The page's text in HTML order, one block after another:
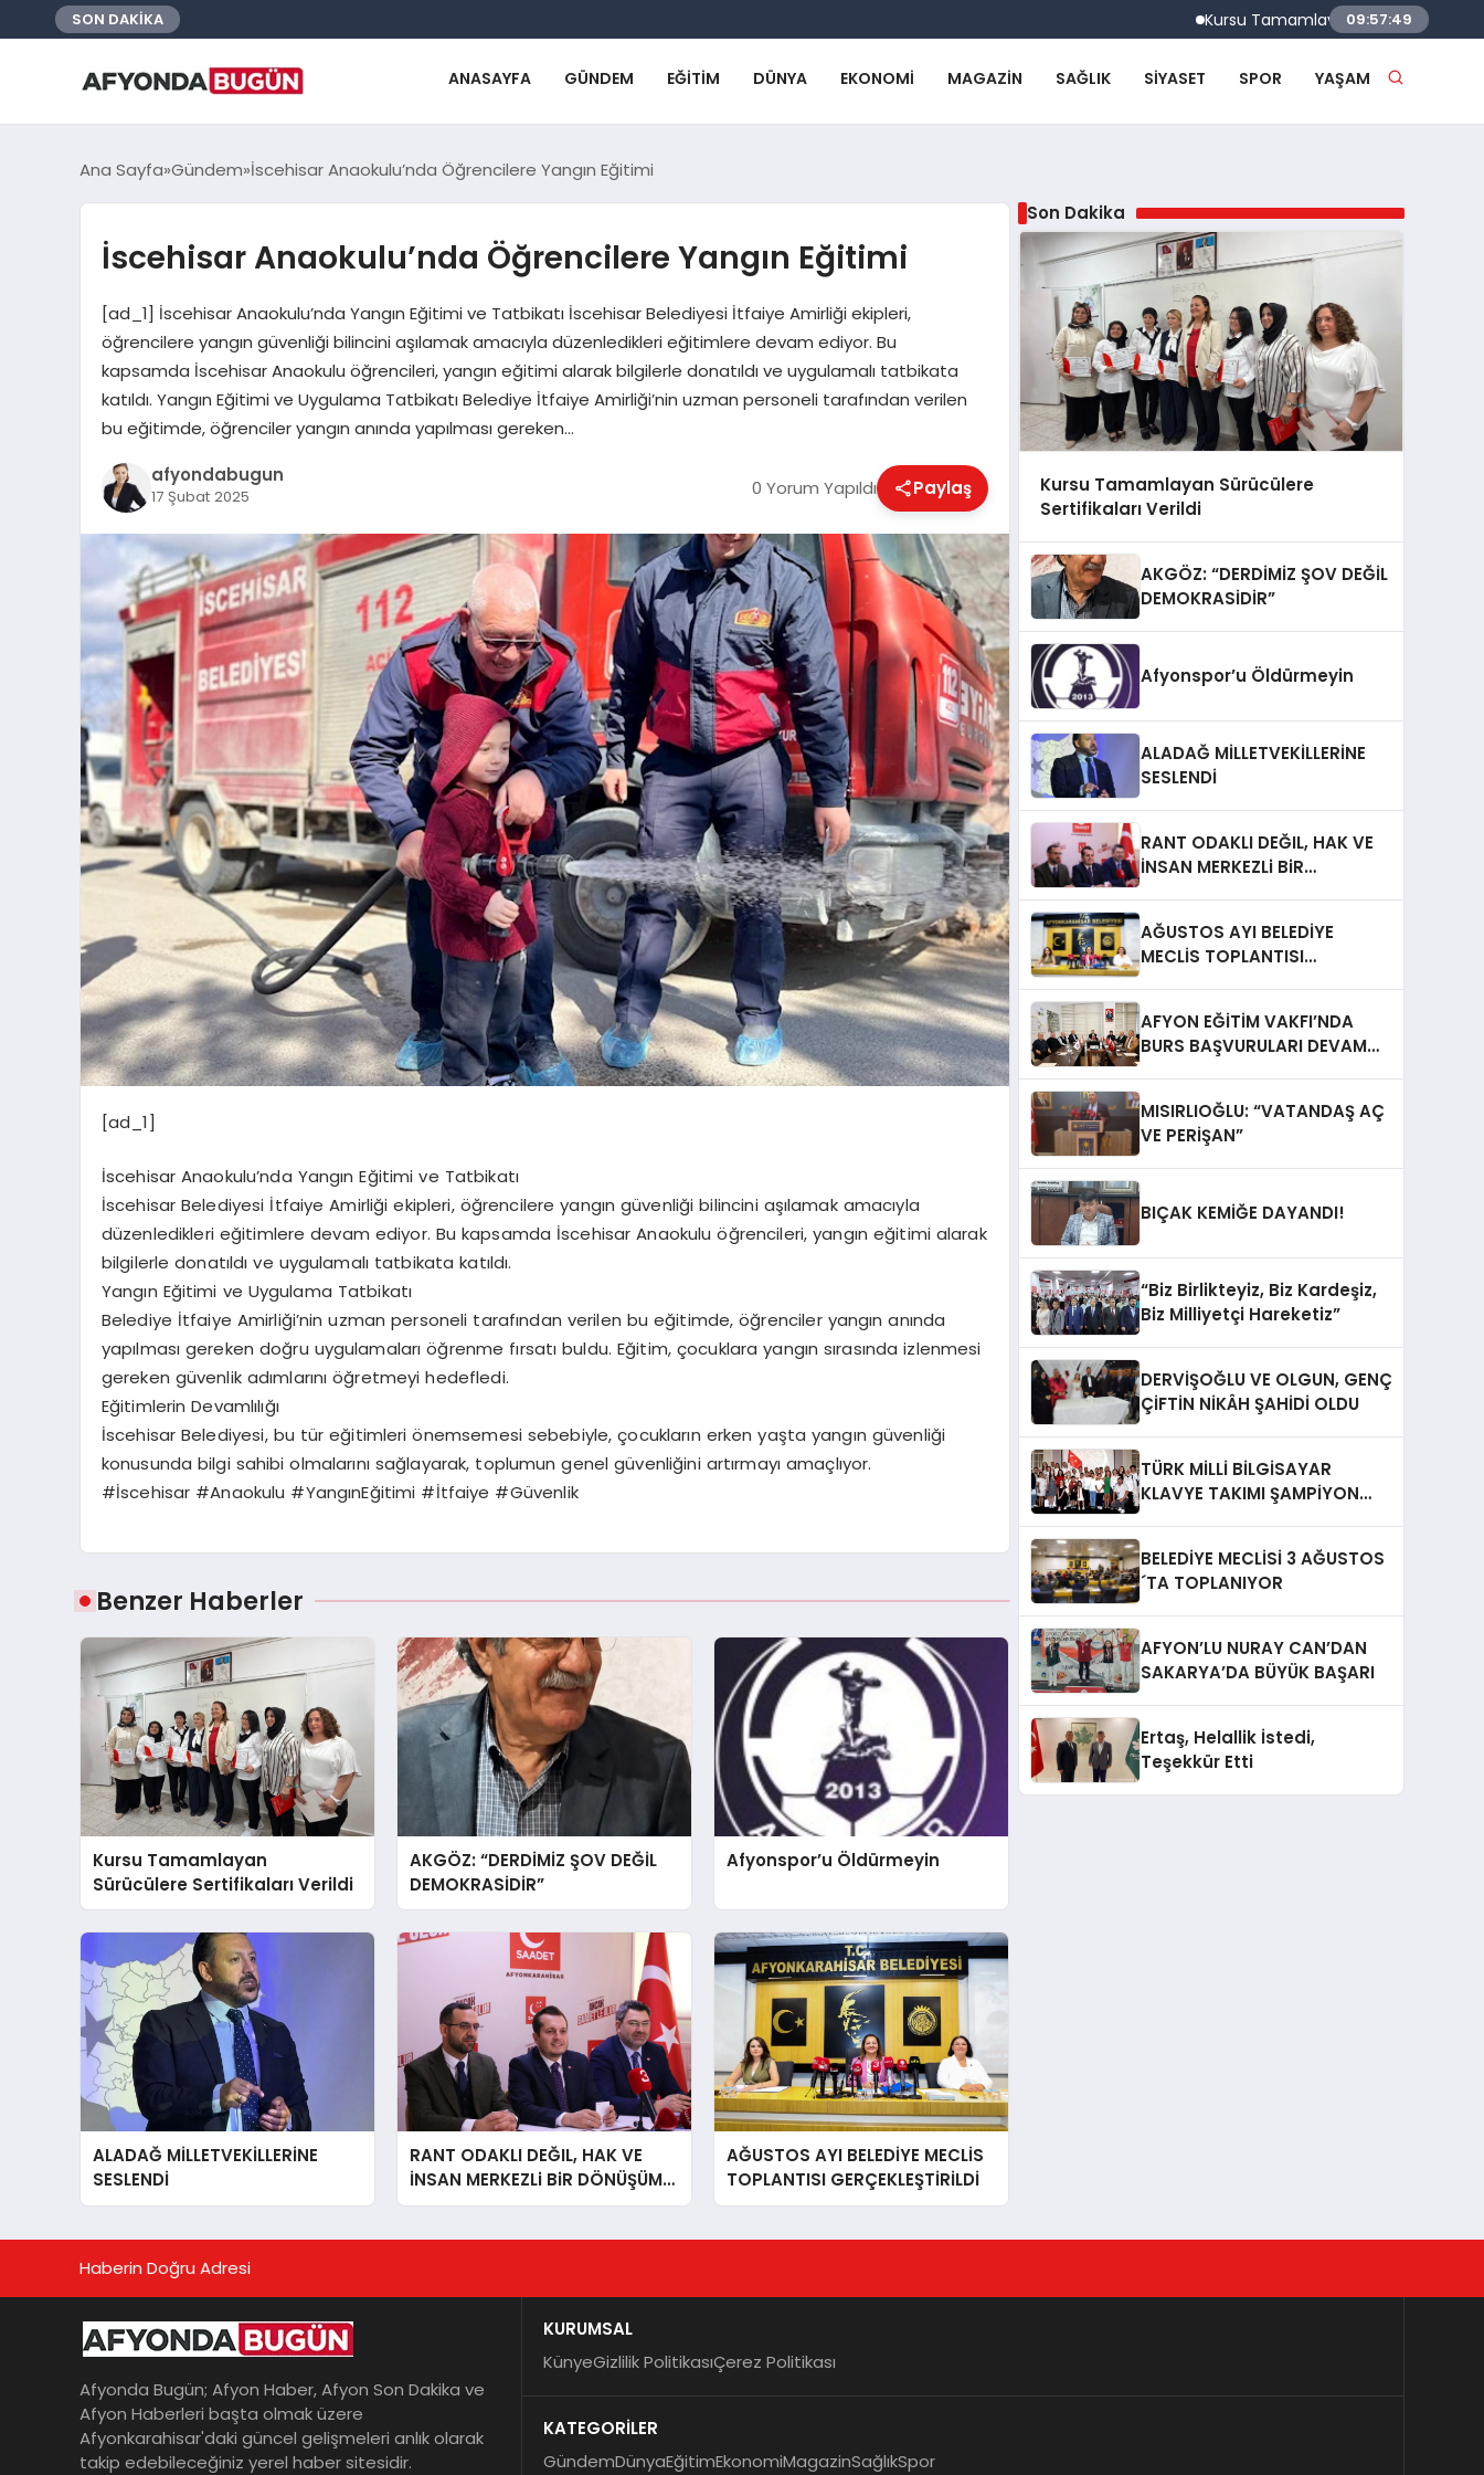
SON DAKİKA Kursu Tamamlayan Sürücülere Sertifikaları
09:57:50
ANASAYFA GÜNDEM EĞITIM DÜNYA EKONOMI MAGAZIN SAĞLIK SIYASET SPOR YAŞAM
Ana Sayfa Gündem İscehisar Anaokulu’nda Öğrencilere Yangın Eğitimi
İscehisar Anaokulu’nda Öğrencilere Yangın Eğitimi
[ad_1] İscehisar Anaokulu’nda Yangın Eğitimi ve Tatbikatı İscehisar Belediyesi İtfaiye Amirliği ekipleri,
öğrencilere yangın güvenliği bilincini aşılamak amacıyla düzenledikleri eğitimlere devam ediyor. Bu
kapsamda İscehisar Anaokulu öğrencileri, yangın eğitimi alarak bilgilerle donatıldı ve uygulamalı tatbikata
katıldı. Yangın Eğitimi ve Uygulama Tatbikatı Belediye İtfaiye Amirliği’nin uzman personeli tarafından verilen
bu eğitimde, öğrenciler yangın anında yapılması gereken…
afyondabugun
17 Şubat 2025 0 Yorum Yapıldı Paylaş
[ad_1]
İscehisar Anaokulu’nda Yangın Eğitimi ve Tatbikatı
İscehisar Belediyesi İtfaiye Amirliği ekipleri, öğrencilere yangın güvenliği bilincini aşılamak amacıyla
düzenledikleri eğitimlere devam ediyor. Bu kapsamda İscehisar Anaokulu öğrencileri, yangın eğitimi alarak
bilgilerle donatıldı ve uygulamalı tatbikata katıldı.
Yangın Eğitimi ve Uygulama Tatbikatı
Belediye İtfaiye Amirliği’nin uzman personeli tarafından verilen bu eğitimde, öğrenciler yangın anında
yapılması gereken doğru uygulamaları öğrenme fırsatı buldu. Eğitim, çocuklara yangın sırasında izlenmesi
gereken güvenlik adımlarını öğretmeyi hedefledi.
Eğitimlerin Devamlılığı
İscehisar Belediyesi, bu tür eğitimleri önemsemesi sebebiyle, çocukların erken yaşta yangın güvenliği
konusunda bilgi sahibi olmalarını sağlayarak, toplumun genel güvenliğini artırmayı amaçlıyor.
#İscehisar #Anaokulu #YangınEğitimi #İtfaiye #Güvenlik
Benzer Haberler
Kursu Tamamlayan
Sürücülere Sertifikaları Verildi
AKGÖZ: “DERDİMİZ ŞOV DEĞİL
DEMOKRASİDİR”
Afyonspor’u Öldürmeyin
ALADAĞ MİLLETVEKİLLERİNE
SESLENDİ
RANT ODAKLI DEĞIL, HAK VE
İNSAN MERKEZLi BiR DÖNÜŞÜM
İÇiN AFYONKARAHiSAR’IN
AĞUSTOS AYI BELEDİYE MECLİS
TOPLANTISI GERÇEKLEŞTİRİLDİ
Son Dakika
Kursu Tamamlayan Sürücülere
Sertifikaları Verildi
AKGÖZ: “DERDİMİZ ŞOV DEĞİL
DEMOKRASİDİR”
Afyonspor’u Öldürmeyin
ALADAĞ MİLLETVEKİLLERİNE
SESLENDİ
RANT ODAKLI DEĞIL, HAK VE
İNSAN MERKEZLi BiR
YANINDAYIZ!
AĞUSTOS AYI BELEDİYE
MECLİS TOPLANTISI
AFYON EĞİTİM VAKFI’NDA
BURS BAŞVURULARI DEVAM
MISIRLIOĞLU: “VATANDAŞ AÇ
VE PERİŞAN”
BIÇAK KEMİĞE DAYANDI!
“Biz Birlikteyiz, Biz Kardeşiz,
Biz Milliyetçi Hareketiz”
DERVİŞOĞLU VE OLGUN, GENÇ
ÇİFTİN NİKÂH ŞAHİDİ OLDU
TÜRK MİLLİ BİLGİSAYAR
KLAVYE TAKIMI ŞAMPİYON
BELEDİYE MECLİSİ 3 AĞUSTOS
´TA TOPLANIYOR
AFYON’LU NURAY CAN’DAN
SAKARYA’DA BÜYÜK BAŞARI
Ertaş, Helallik İstedi,
Teşekkür Etti
Haberin Doğru Adresi
Afyonda Bugün; Afyon Haber, Afyon Son Dakika ve
Afyon Haberleri başta olmak üzere
Afyonkarahisar'daki güncel gelişmeleri anlık olarak
takip edebileceğiniz yerel haber sitesidir.
KURUMSAL
KünyeGizlilik PolitikasıÇerez Politikası
KATEGORİLER
GündemDünyaEğitimEkonomiMagazinSağlıkSpor